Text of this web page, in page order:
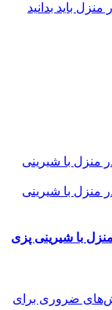
باید بدانید
با شیرینی پزی